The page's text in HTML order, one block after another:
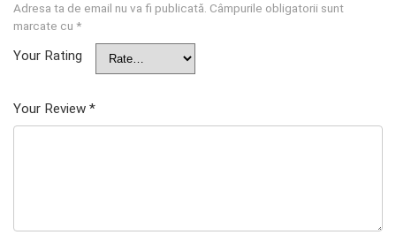
Adresa ta de email nu va fi publicată. Câmpurile obligatorii sunt
marcate cu *
Your Rating
Your Review *